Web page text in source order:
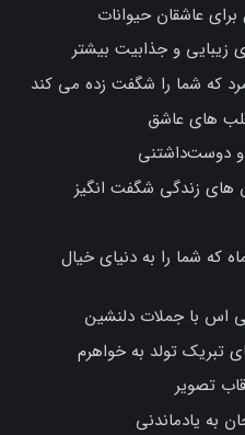
که شما را به دنیای خیال